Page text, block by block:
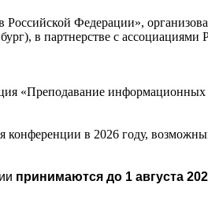
Федерации»,
в партнерстве с
«Преподавание
в 2026 году,
принимаются до 1 августа